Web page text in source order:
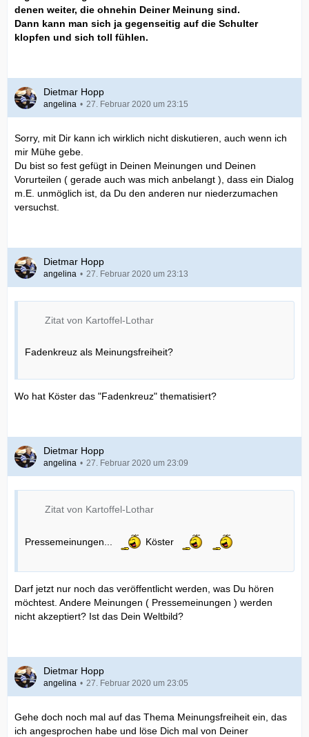
denen weiter, die ohnehin Deiner Meinung sind.
Dann kann man sich ja gegenseitig auf die Schulter
klopfen und sich toll fühlen.
Dietmar Hopp
angelina 27. Februar 2020 um 23:15
Sorry, mit Dir kann ich wirklich nicht diskutieren, auch wenn ich
mir Mühe gebe.
Du bist so fest gefügt in Deinen Meinungen und Deinen
Vorurteilen ( gerade auch was mich anbelangt ), dass ein Dialog
m.E. unmöglich ist, da Du den anderen nur niederzumachen
versuchst.
Dietmar Hopp
angelina 27. Februar 2020 um 23:13
Zitat von Kartoffel-Lothar
Fadenkreuz als Meinungsfreiheit?
Wo hat Köster das "Fadenkreuz" thematisiert?
Dietmar Hopp
angelina 27. Februar 2020 um 23:09
Zitat von Kartoffel-Lothar
Pressemeinungen... Köster
Darf jetzt nur noch das veröffentlicht werden, was Du hören
möchtest. Andere Meinungen ( Pressemeinungen ) werden
nicht akzeptiert? Ist das Dein Weltbild?
Dietmar Hopp
angelina 27. Februar 2020 um 23:05
Gehe doch noch mal auf das Thema Meinungsfreiheit ein, das
ich angesprochen habe und löse Dich mal von Deiner